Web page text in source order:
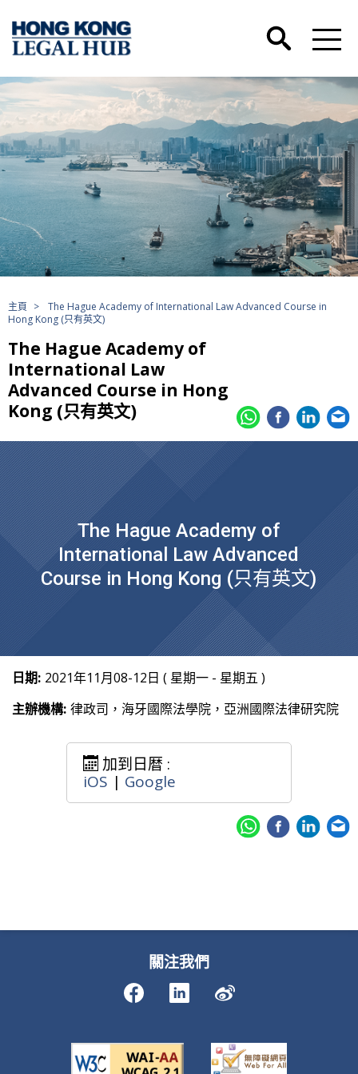
主頁 >
The Hague Academy of International Law Advanced Course in
Hong Kong (只有英文)
The Hague Academy of
International Law
Advanced Course in Hong
Kong (只有英文)
The Hague Academy of
International Law Advanced
Course in Hong Kong (只有英文)
日期: 2021年11月08-12日 ( 星期一 - 星期五 )
主辦機構: 律政司，海牙國際法學院，亞洲國際法律研究院
加到日暦 :
iOS | Google
關注我們